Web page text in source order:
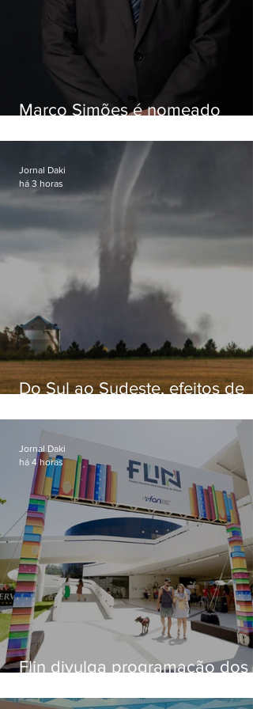
Marco Simões é nomeado
Do Sul ao Sudeste, efeitos de
apreensão na população
Jornal Daki
há 3 horas
Flin divulga programação dos
começa na próxima quinta (13)
Jornal Daki
há 4 horas